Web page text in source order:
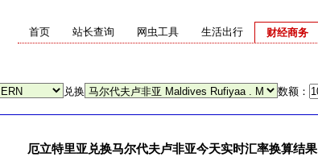
首页 站长查询 网虫工具 生活出行
财经商务
兑换 数额：
厄立特里亚兑换马尔代夫卢非亚今天实时汇率换算结果